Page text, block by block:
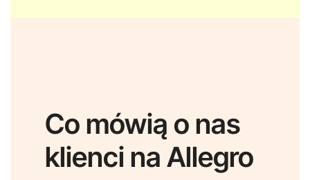
Co mówią o nas
klienci na Allegro